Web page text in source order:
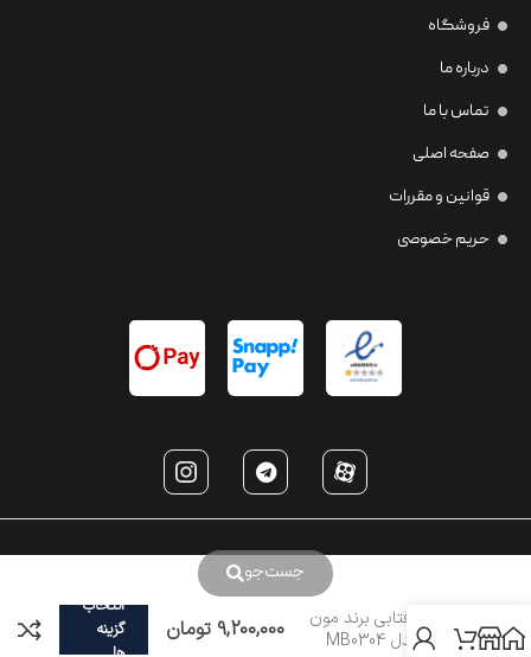
جست‌جو
فروشگاه
درباره ما
تماس با ما
صفحه اصلی
قوانین و مقررات
حریم خصوصی
عینک آفتابی برند مون
بلان مدل MB0304
9,200,000 تومان
انتخاب
گزینه